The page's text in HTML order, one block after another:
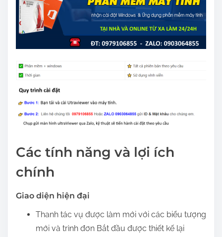
Các tính năng và lợi ích
chính
Giao diện hiện đại
Thanh tác vụ được làm mới với các biểu tượng
mới và trình đơn Bắt đầu được thiết kế lại